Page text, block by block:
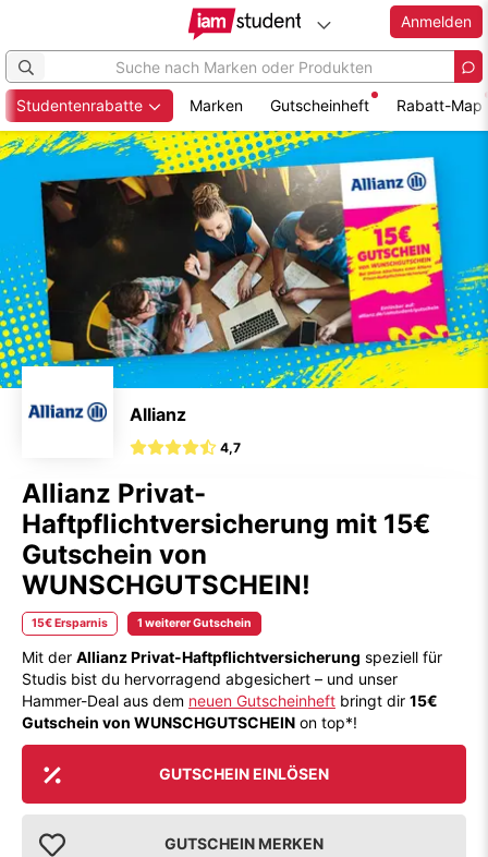
Zum
Hauptinhalt
springen
Anmelden
Studentenrabatte Marken Gutscheinheft Rabatt-Map
Allianz
4,7
Allianz Privat-
Haftpflichtversicherung mit 15€
Gutschein von
WUNSCHGUTSCHEIN!
15€ Ersparnis 1 weiterer Gutschein
Mit der Allianz Privat-Haftpflichtversicherung speziell für
Studis bist du hervorragend abgesichert – und unser
Hammer-Deal aus dem neuen Gutscheinheft bringt dir 15€
Gutschein von WUNSCHGUTSCHEIN on top*!
GUTSCHEIN EINLÖSEN
GUTSCHEIN MERKEN